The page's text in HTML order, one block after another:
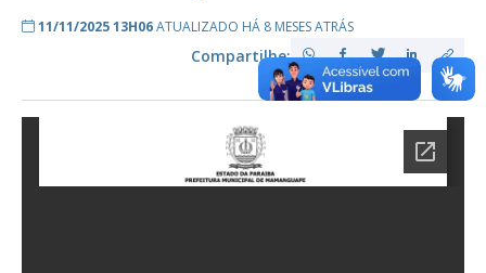
11/11/2025 13H06ATUALIZADO HÁ 8 MESES ATRÁS
Compartilhe: